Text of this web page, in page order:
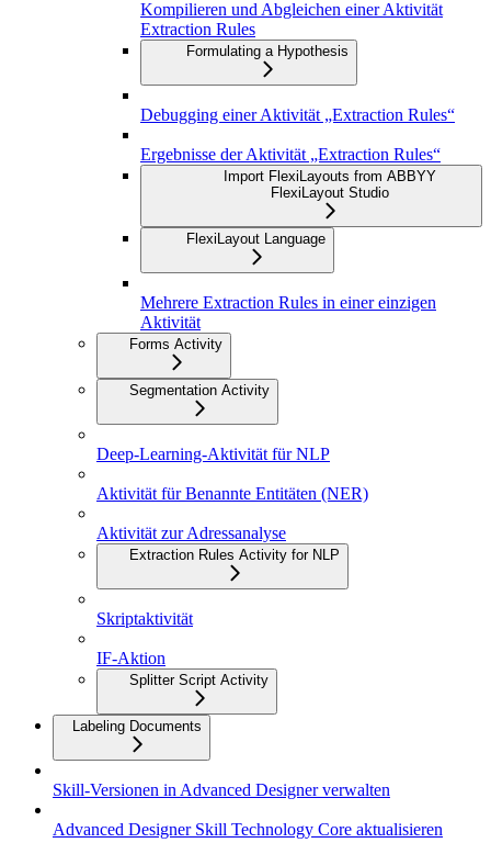
Kompilieren und Abgleichen einer Aktivität
Extraction Rules
Formulating a Hypothesis
Debugging einer Aktivität „Extraction Rules“
Ergebnisse der Aktivität „Extraction Rules“
Import FlexiLayouts from ABBYY
FlexiLayout Studio
FlexiLayout Language
Mehrere Extraction Rules in einer einzigen
Aktivität
Forms Activity
Segmentation Activity
Deep-Learning-Aktivität für NLP
Aktivität für Benannte Entitäten (NER)
Aktivität zur Adressanalyse
Extraction Rules Activity for NLP
Skriptaktivität
IF-Aktion
Splitter Script Activity
Labeling Documents
Skill-Versionen in Advanced Designer verwalten
Advanced Designer Skill Technology Core aktualisieren